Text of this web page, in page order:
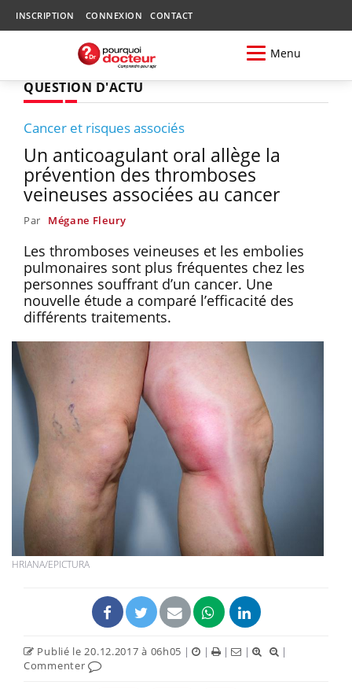
INSCRIPTION CONNEXION CONTACT
Menu
QUESTION D'ACTU
Cancer et risques associés
Un anticoagulant oral allège la
prévention des thromboses
veineuses associées au cancer
Par Mégane Fleury
Les thromboses veineuses et les embolies
pulmonaires sont plus fréquentes chez les
personnes souffrant d’un cancer. Une
nouvelle étude a comparé l’efficacité des
différents traitements.
HRIANA/EPICTURA
Publié le 20.12.2017 à 06h05 | | | |
|
Commenter